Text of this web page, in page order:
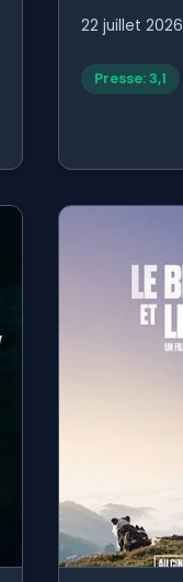
22 juillet 2026
Presse: 3,1